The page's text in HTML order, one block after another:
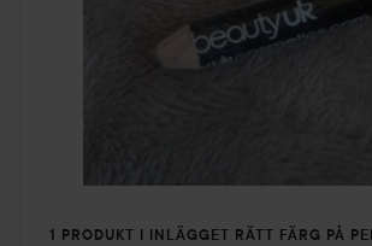
1 PRODUKT I INLÄGGET RÄTT FÄRG PÅ